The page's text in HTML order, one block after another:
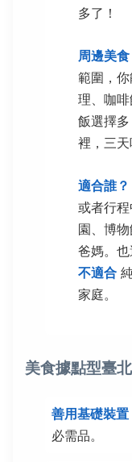
多了！
周邊美食
範圍，
理、咖
飯選擇
裡，三天
適合誰？
或者行
園、博
爸媽。也
不適合
家庭。
美食據點型臺
善用基礎裝置
必需品。